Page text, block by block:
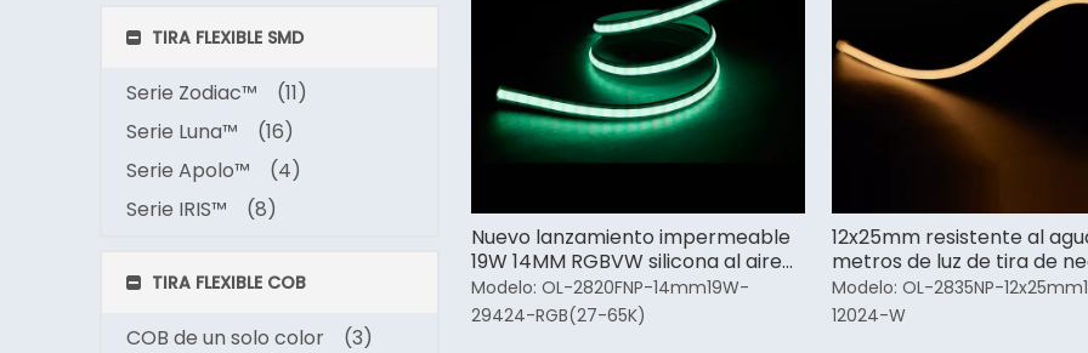
TIRA FLEXIBLE SMD
Serie Zodiac™
(11)
Serie Luna™
(16)
Serie Apolo™
(4)
Serie IRIS™
(8)
TIRA FLEXIBLE COB
COB de un solo color
(3)
Nuevo lanzamiento impermeable
19W 14MM RGBVW silicona al aire
libre Led tira de neón
Modelo: OL-2820FNP-14mm19W-
29424-RGB(27-65K)
12x25mm resistente al
metros de luz de tira de
para el hogar
Modelo: OL-2835NP-
12024-W